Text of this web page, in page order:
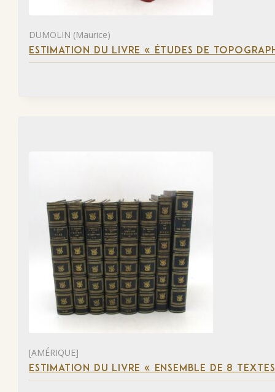
DUMOLIN (Maurice)
ESTIMATION DU LIVRE « ÉTUDES DE
[AMÉRIQUE]
ESTIMATION DU LIVRE « ENSEMBLE DE 8